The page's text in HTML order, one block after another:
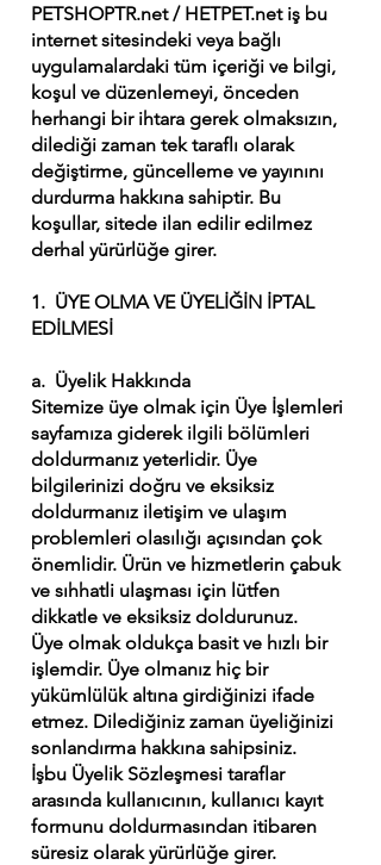
PETSHOPTR.net / HETPET.net iş bu
internet sitesindeki veya bağlı
uygulamalardaki tüm içeriği ve bilgi,
koşul ve düzenlemeyi, önceden
herhangi bir ihtara gerek olmaksızın,
dilediği zaman tek taraflı olarak
değiştirme, güncelleme ve yayınını
durdurma hakkına sahiptir. Bu
koşullar, sitede ilan edilir edilmez
derhal yürürlüğe girer.
1. ÜYE OLMA VE ÜYELİĞİN İPTAL
EDİLMESİ
a. Üyelik Hakkında
Sitemize üye olmak için Üye İşlemleri
sayfamıza giderek ilgili bölümleri
doldurmanız yeterlidir. Üye
bilgilerinizi doğru ve eksiksiz
doldurmanız iletişim ve ulaşım
problemleri olasılığı açısından çok
önemlidir. Ürün ve hizmetlerin çabuk
ve sıhhatli ulaşması için lütfen
dikkatle ve eksiksiz doldurunuz.
Üye olmak oldukça basit ve hızlı bir
işlemdir. Üye olmanız hiç bir
yükümlülük altına girdiğinizi ifade
etmez. Dilediğiniz zaman üyeliğinizi
sonlandırma hakkına sahipsiniz.
İşbu Üyelik Sözleşmesi taraflar
arasında kullanıcının, kullanıcı kayıt
formunu doldurmasından itibaren
süresiz olarak yürürlüğe girer.